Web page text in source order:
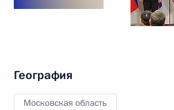
География
Московская область